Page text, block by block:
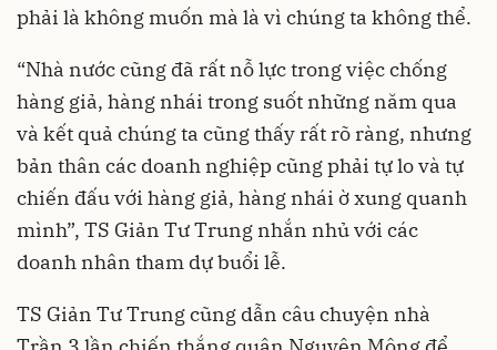
phải là không muốn mà là vì chúng ta không thể.
“Nhà nước cũng đã rất nỗ lực trong việc chống
hàng giả, hàng nhái trong suốt những năm qua
và kết quả chúng ta cũng thấy rất rõ ràng, nhưng
bản thân các doanh nghiệp cũng phải tự lo và tự
chiến đấu với hàng giả, hàng nhái ờ xung quanh
mình”, TS Giản Tư Trung nhắn nhủ với các
doanh nhân tham dự buổi lễ.
TS Giản Tư Trung cũng dẫn câu chuyện nhà